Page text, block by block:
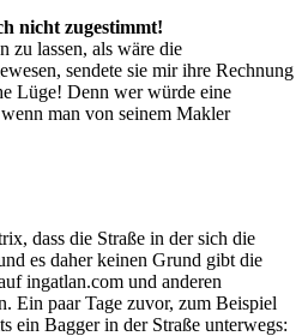
nicht zugestimmt!
zu lassen, als wäre die
sendete sie mir ihre Rechnung
Lüge! Denn wer würde eine
man von seinem Makler
dass die Straße in der sich die
es daher keinen Grund gibt die
ingatlan.com und anderen
Ein paar Tage zuvor, zum Beispiel
ein Bagger in der Straße unterwegs: